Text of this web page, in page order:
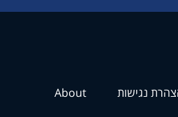
נגישות About